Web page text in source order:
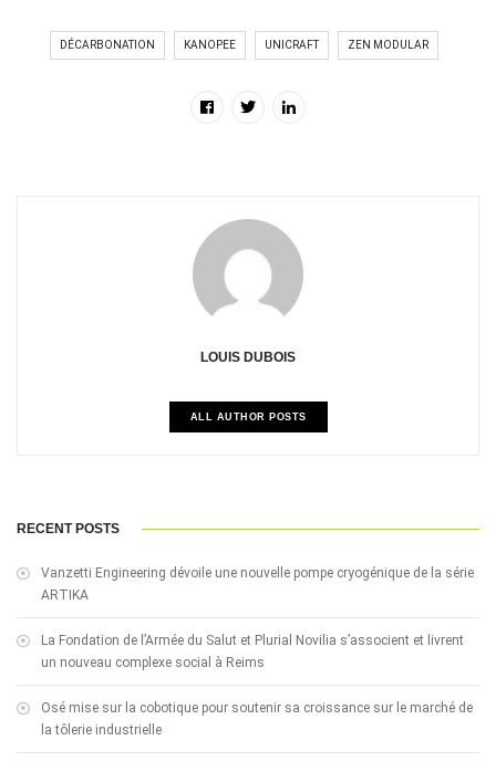
DÉCARBONATION KANOPEE UNICRAFT ZEN MODULAR
LOUIS DUBOIS
ALL AUTHOR POSTS
RECENT POSTS
Vanzetti Engineering dévoile une nouvelle pompe cryogénique de la série
ARTIKA
La Fondation de l’Armée du Salut et Plurial Novilia s’associent et livrent
un nouveau complexe social à Reims
Osé mise sur la cobotique pour soutenir sa croissance sur le marché de
la tôlerie industrielle